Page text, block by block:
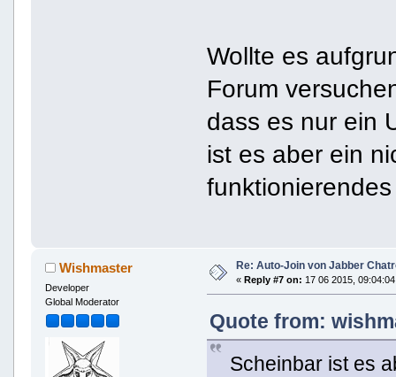
Wollte es
Forum
dass es nur ein
ist es aber ein
Wishmaster
Developer
Global Moderator
Re: Auto-Join von Jabber
« Reply #7 on: 17 06 2015,
Quote from:
Scheinbar ist es